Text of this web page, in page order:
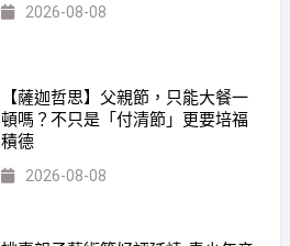
2026-08-08
【薩迦哲思】父親節，只能大餐一
頓嗎？不只是「付清節」更要培福
積德
2026-08-08